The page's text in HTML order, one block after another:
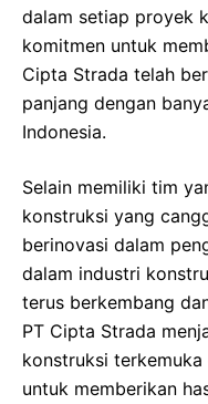
dalam setiap proyek
komitmen untuk
Cipta Strada telah
panjang dengan
Indonesia.
Selain memiliki tim
konstruksi yang
berinovasi dalam
dalam industri
terus berkembang
PT Cipta Strada
konstruksi
untuk memberikan